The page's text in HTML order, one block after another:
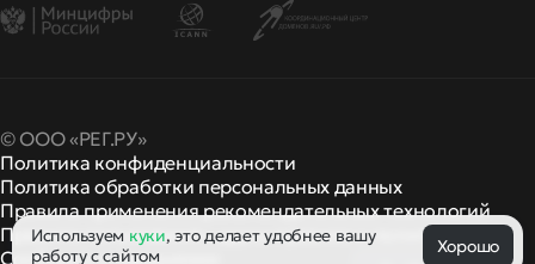
© ООО «РЕГ.РУ»
Политика конфиденциальности
Политика обработки персональных данных
Правила применения рекомендательных технологий
Правила пользования и другиеправила и политики
Сообщить о нарушении
Используем куки, это делает удобнее вашу
работу с сайтом
Хорошо